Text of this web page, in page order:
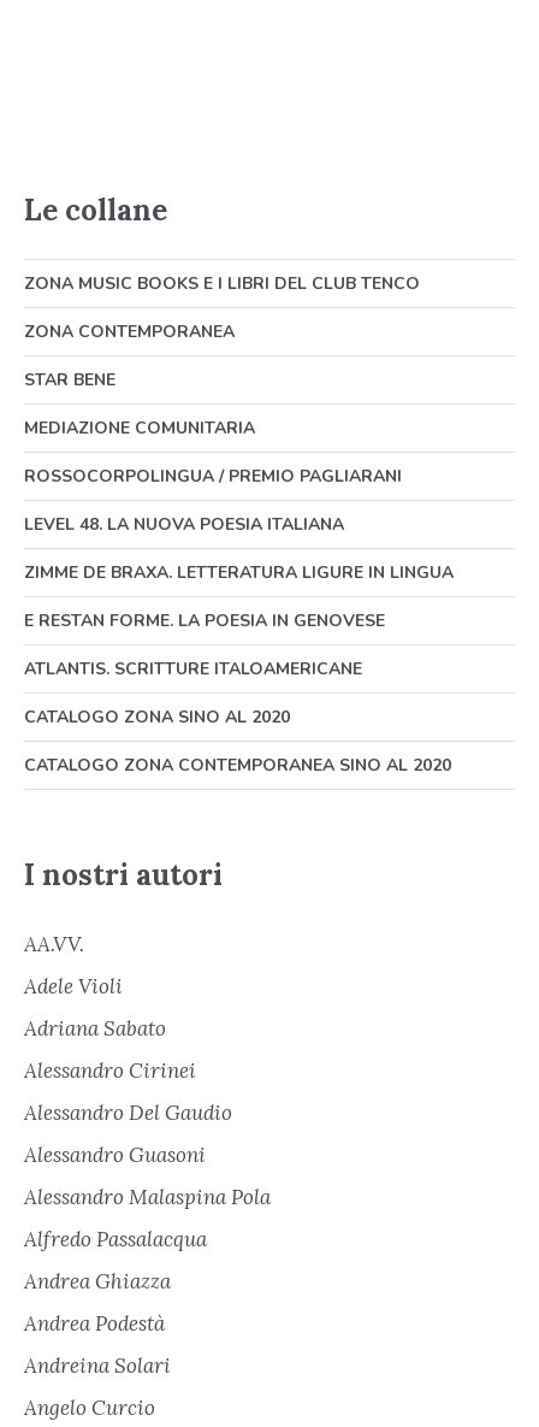
Le collane
ZONA MUSIC BOOKS E I LIBRI DEL CLUB TENCO
ZONA CONTEMPORANEA
STAR BENE
MEDIAZIONE COMUNITARIA
ROSSOCORPOLINGUA / PREMIO PAGLIARANI
LEVEL 48. LA NUOVA POESIA ITALIANA
ZIMME DE BRAXA. LETTERATURA LIGURE IN LINGUA
E RESTAN FORME. LA POESIA IN GENOVESE
ATLANTIS. SCRITTURE ITALOAMERICANE
CATALOGO ZONA SINO AL 2020
CATALOGO ZONA CONTEMPORANEA SINO AL 2020
I nostri autori
AA.VV.
Adele Violi
Adriana Sabato
Alessandro Cirinei
Alessandro Del Gaudio
Alessandro Guasoni
Alessandro Malaspina Pola
Alfredo Passalacqua
Andrea Ghiazza
Andrea Podestà
Andreina Solari
Angelo Curcio